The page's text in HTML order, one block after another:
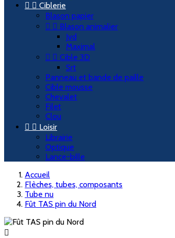
  Ciblerie
Blason papier
  Blason animalier
Jvd
Maximal
  Cible 3D
Srt
Panneau et bande de paille
Cible mousse
Chevalet
Filet
Clou
  Loisir
Librairie
Optique
Lance-bille
Accueil
Flèches, tubes, composants
Tube nu
Fût TAS pin du Nord
